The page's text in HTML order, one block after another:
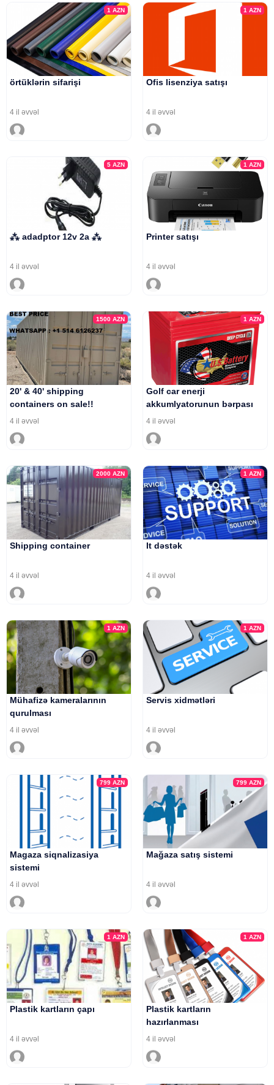
1AZN
örtüklərin sifarişi
4 il əvvəl
1 AZN
Ofis lisenziya satışı
4 il əvvəl
5AZN
⁂ adadptor 12v 2a ⁂
4 il əvvəl
1 AZN
Printer satışı
4 il əvvəl
1500AZN
20' & 40' shipping
containers on sale!!
whatsapp +1 514 6126237
4 il əvvəl
1 AZN
Golf car enerji
akkumlyatorunun bərpası
4 il əvvəl
2000AZN
Shipping container
4 il əvvəl
1 AZN
It dəstək
4 il əvvəl
1AZN
Mühafizə kameralarının
qurulması
4 il əvvəl
1 AZN
Servis xidmətləri
4 il əvvəl
799AZN
Magaza siqnalizasiya
sistemi
4 il əvvəl
799 AZN
Mağaza satış sistemi
4 il əvvəl
1AZN
Plastik kartların çapı
4 il əvvəl
1 AZN
Plastik kartların
hazırlanması
4 il əvvəl